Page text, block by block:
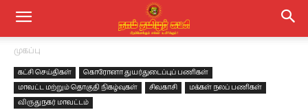
முகப்பு
கட்சி செய்திகள்
கொரோனா துயர்துடைப்புப் பணிகள்
மாவட்ட மற்றும் தொகுதி நிகழ்வுகள்
சிவகாசி
மக்கள் நலப் பணிகள்
விருதுநகர் மாவட்டம்